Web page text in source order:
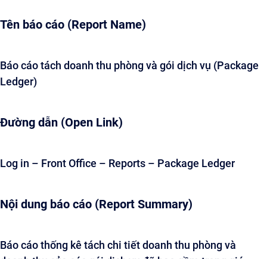
Tên báo cáo (Report Name)
Báo cáo tách doanh thu phòng và gói dịch vụ (Package
Ledger)
Đường dẫn (Open Link)
Log in – Front Office – Reports – Package Ledger
Nội dung báo cáo (Report Summary)
Báo cáo thống kê tách chi tiết doanh thu phòng và